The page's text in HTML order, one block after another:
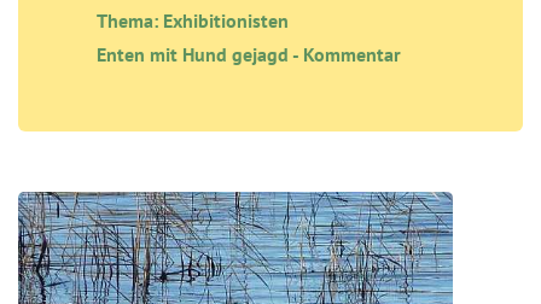
Thema: Exhibitionisten
Enten mit Hund gejagd - Kommentar